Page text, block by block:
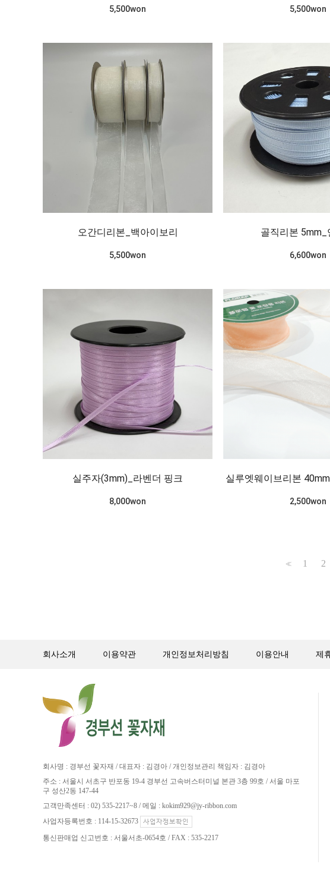
5,500won 5,500won
오간디리본_백아이보리
5,500won
골직리본 5mm_
6,600won
실주자(3mm)_라벤더 핑크
8,000won
실루엣웨이브리본
2,500won
<< 1 2
회사소개 이용약관 개인정보처리방침 이용안내 제
회사명 : 경부선 꽃자재 / 대표자 : 김경아 / 개인정보관리 책임자 : 김경아
주소 : 서울시 서초구 반포동 19-4 경부선 고속버스터미널 본관 3층 99호 / 서울 마포
구 성산2동 147-44
고객만족센터 : 02) 535-2217~8 / 메일 : kokim929@jy-ribbon.com
사업자등록번호 : 114-15-32673
통신판매업 신고번호 : 서울서초-0654호 / FAX : 535-2217